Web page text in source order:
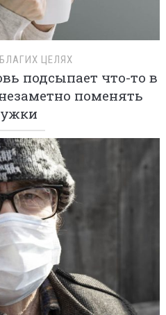
ЦЕЛЯХ
подсыпает что-то в
поменять